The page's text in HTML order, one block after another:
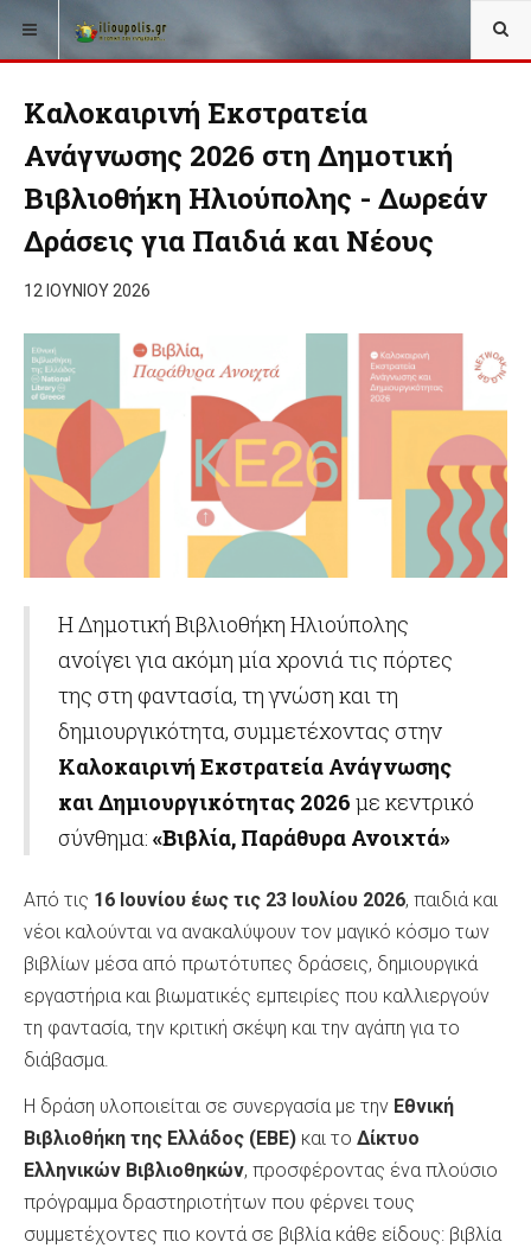
Καλοκαιρινή Εκστρατεία
Ανάγνωσης 2026 στη Δημοτική
Βιβλιοθήκη Ηλιούπολης - Δωρεάν
Δράσεις για Παιδιά και Νέους
12 ΙΟΥΝΊΟΥ 2026
Η Δημοτική Βιβλιοθήκη Ηλιούπολης
ανοίγει για ακόμη μία χρονιά τις πόρτες
της στη φαντασία, τη γνώση και τη
δημιουργικότητα, συμμετέχοντας στην
Καλοκαιρινή Εκστρατεία Ανάγνωσης
και Δημιουργικότητας 2026 με κεντρικό
σύνθημα: «Βιβλία, Παράθυρα Ανοιχτά»
Από τις 16 Ιουνίου έως τις 23 Ιουλίου 2026, παιδιά και
νέοι καλούνται να ανακαλύψουν τον μαγικό κόσμο των
βιβλίων μέσα από πρωτότυπες δράσεις, δημιουργικά
εργαστήρια και βιωματικές εμπειρίες που καλλιεργούν
τη φαντασία, την κριτική σκέψη και την αγάπη για το
διάβασμα.
Η δράση υλοποιείται σε συνεργασία με την Εθνική
Βιβλιοθήκη της Ελλάδος (ΕΒΕ) και το Δίκτυο
Ελληνικών Βιβλιοθηκών, προσφέροντας ένα πλούσιο
πρόγραμμα δραστηριοτήτων που φέρνει τους
συμμετέχοντες πιο κοντά σε βιβλία κάθε είδους: βιβλία